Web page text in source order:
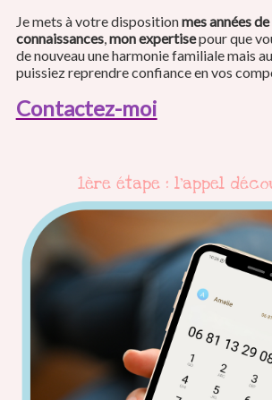
Je mets à votre dispositionmes années
connaissances,mon expertisepour que
de nouveau une harmonie familiale mais
puissiez reprendre confiance en vos
Contactez-moi
1ère étape : l'appel